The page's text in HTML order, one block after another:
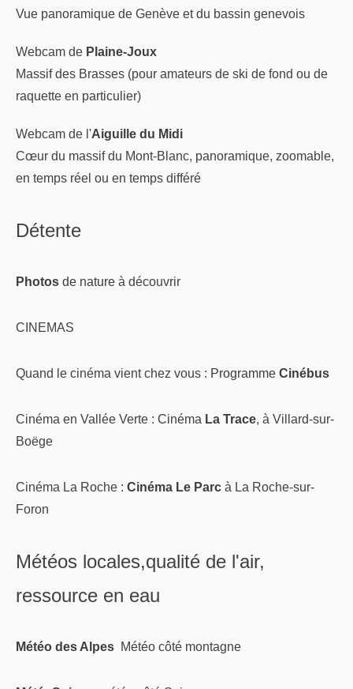
Vue panoramique de Genève et du bassin genevois
Webcam de Plaine-Joux
Massif des Brasses (pour amateurs de ski de fond ou de
raquette en particulier)
Webcam de l'Aiguille du Midi
Cœur du massif du Mont-Blanc, panoramique, zoomable,
en temps réel ou en temps différé
Détente
Photos de nature à découvrir
CINEMAS
Quand le cinéma vient chez vous : Programme Cinébus
Cinéma en Vallée Verte : Cinéma La Trace, à Villard-sur-
Boëge
Cinéma La Roche : Cinéma Le Parc à La Roche-sur-
Foron
Météos locales,qualité de l'air,
ressource en eau
Météo des Alpes Météo côté montagne